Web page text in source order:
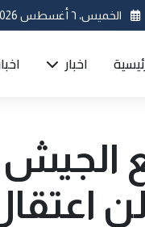
الخميس، ٦ أغسطس 2026
اخبار
الجيش